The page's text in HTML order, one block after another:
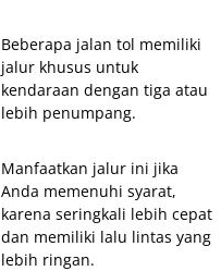
Beberapa jalan tol memiliki
jalur khusus untuk
kendaraan dengan tiga atau
lebih penumpang.
Manfaatkan jalur ini jika
Anda memenuhi syarat,
karena seringkali lebih cepat
dan memiliki lalu lintas yang
lebih ringan.